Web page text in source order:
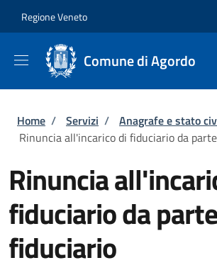
Regione Veneto
Comune di Agordo
Briciole di pane
Home / Servizi / Anagrafe e stato
Rinuncia all'incarico di fiduciario da
Rinuncia
fiduciario da
fiduciario